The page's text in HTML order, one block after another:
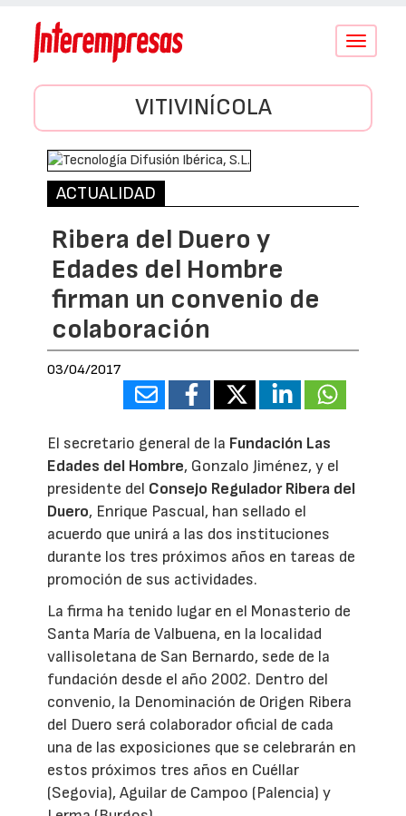
Conmutar
VITIVINÍCOLA
ACTUALIDAD
Ribera del Duero y
Edades del Hombre
firman un convenio de
colaboración
03/04/2017
El secretario general de la Fundación Las
Edades del Hombre, Gonzalo Jiménez, y el
presidente del Consejo Regulador Ribera del
Duero, Enrique Pascual, han sellado el
acuerdo que unirá a las dos instituciones
durante los tres próximos años en tareas de
promoción de sus actividades.
La firma ha tenido lugar en el Monasterio de
Santa María de Valbuena, en la localidad
vallisoletana de San Bernardo, sede de la
fundación desde el año 2002. Dentro del
convenio, la Denominación de Origen Ribera
del Duero será colaborador oficial de cada
una de las exposiciones que se celebrarán en
estos próximos tres años en Cuéllar
(Segovia), Aguilar de Campoo (Palencia) y